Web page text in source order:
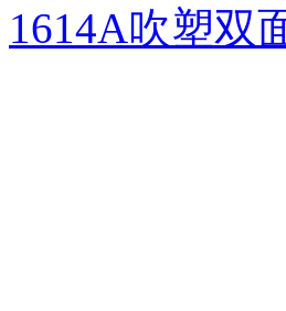
1614A吹塑双